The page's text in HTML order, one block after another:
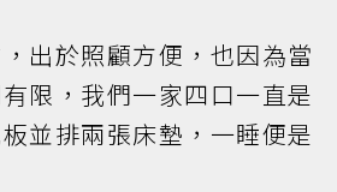
出於照顧方便，也因為當
限，我們一家四口一直是
並排兩張床墊，一睡便是